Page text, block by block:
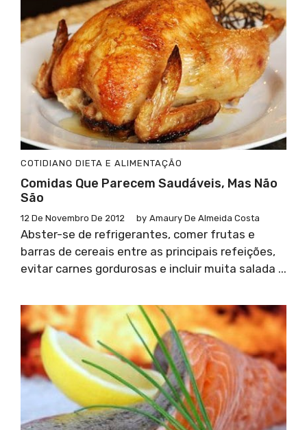
COTIDIANO DIETA E ALIMENTAÇÃO
Comidas Que Parecem Saudáveis, Mas Não
São
12 De Novembro De 2012 by Amaury De Almeida Costa
Abster-se de refrigerantes, comer frutas e
barras de cereais entre as principais refeições,
evitar carnes gordurosas e incluir muita salada ...